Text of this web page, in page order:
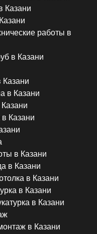
Казани
работы в
в Казани
Казани
в Казани
Казани
в Казани
в Казани
в Казани
в Казани
в Казани
в Казани